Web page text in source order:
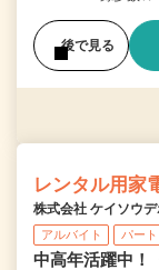
後で見る
レンタル用家
株式会社 ケイソウ
アルバイト パート
中高年活躍中！